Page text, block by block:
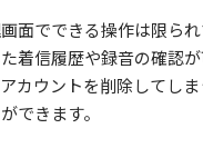
画面でできる操作は限ら
着信履歴や録音の確認が
カウントを削除してし
できます。